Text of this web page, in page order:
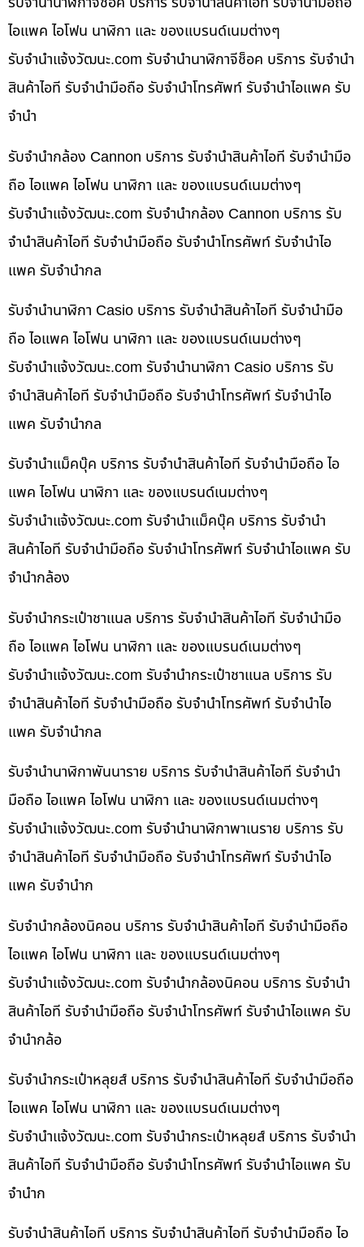
ไอแพค ไอโฟน นาฬิกา และ ของแบรนด์เนมต่างๆ
รับจํานําแจ้งวัฒนะ.com รับจำนำนาฬิกาจีช็อค บริการ รับจำนำ
สินค้าไอที รับจำนำมือถือ รับจำนำโทรศัพท์ รับจำนำไอแพค รับ
จำนำ
รับจำนำกล้อง Cannon บริการ รับจำนำสินค้าไอที รับจำนำมือ
ถือ ไอแพค ไอโฟน นาฬิกา และ ของแบรนด์เนมต่างๆ
รับจํานําแจ้งวัฒนะ.com รับจำนำกล้อง Cannon บริการ รับ
จำนำสินค้าไอที รับจำนำมือถือ รับจำนำโทรศัพท์ รับจำนำไอ
แพค รับจำนำกล
รับจำนำนาฬิกา Casio บริการ รับจำนำสินค้าไอที รับจำนำมือ
ถือ ไอแพค ไอโฟน นาฬิกา และ ของแบรนด์เนมต่างๆ
รับจํานําแจ้งวัฒนะ.com รับจำนำนาฬิกา Casio บริการ รับ
จำนำสินค้าไอที รับจำนำมือถือ รับจำนำโทรศัพท์ รับจำนำไอ
แพค รับจำนำกล
รับจำนำแม็คบุ๊ค บริการ รับจำนำสินค้าไอที รับจำนำมือถือ ไอ
แพค ไอโฟน นาฬิกา และ ของแบรนด์เนมต่างๆ
รับจํานําแจ้งวัฒนะ.com รับจำนำแม็คบุ๊ค บริการ รับจำนำ
สินค้าไอที รับจำนำมือถือ รับจำนำโทรศัพท์ รับจำนำไอแพค รับ
จำนำกล้อง
รับจำนำกระเป๋าชาแนล บริการ รับจำนำสินค้าไอที รับจำนำมือ
ถือ ไอแพค ไอโฟน นาฬิกา และ ของแบรนด์เนมต่างๆ
รับจํานําแจ้งวัฒนะ.com รับจำนำกระเป๋าชาแนล บริการ รับ
จำนำสินค้าไอที รับจำนำมือถือ รับจำนำโทรศัพท์ รับจำนำไอ
แพค รับจำนำกล
รับจำนำนาฬิกาพันนาราย บริการ รับจำนำสินค้าไอที รับจำนำ
มือถือ ไอแพค ไอโฟน นาฬิกา และ ของแบรนด์เนมต่างๆ
รับจํานําแจ้งวัฒนะ.com รับจำนำนาฬิกาพาเนราย บริการ รับ
จำนำสินค้าไอที รับจำนำมือถือ รับจำนำโทรศัพท์ รับจำนำไอ
แพค รับจำนำก
รับจำนำกล้องนิคอน บริการ รับจำนำสินค้าไอที รับจำนำมือถือ
ไอแพค ไอโฟน นาฬิกา และ ของแบรนด์เนมต่างๆ
รับจํานําแจ้งวัฒนะ.com รับจำนำกล้องนิคอน บริการ รับจำนำ
สินค้าไอที รับจำนำมือถือ รับจำนำโทรศัพท์ รับจำนำไอแพค รับ
จำนำกล้อ
รับจำนำกระเป๋าหลุยส์ บริการ รับจำนำสินค้าไอที รับจำนำมือถือ
ไอแพค ไอโฟน นาฬิกา และ ของแบรนด์เนมต่างๆ
รับจํานําแจ้งวัฒนะ.com รับจำนำกระเป๋าหลุยส์ บริการ รับจำนำ
สินค้าไอที รับจำนำมือถือ รับจำนำโทรศัพท์ รับจำนำไอแพค รับ
จำนำก
รับจำนำสินค้าไอที บริการ รับจำนำสินค้าไอที รับจำนำมือถือ ไอ